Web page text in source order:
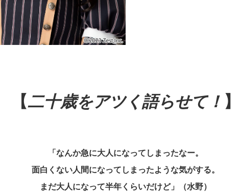
【二十歳をアツく語らせて！ 】
「なんか急に大人になってしまったなー。
面白くない人間になってしまったような気がする。
まだ大人になって半年くらいだけど」（水野）